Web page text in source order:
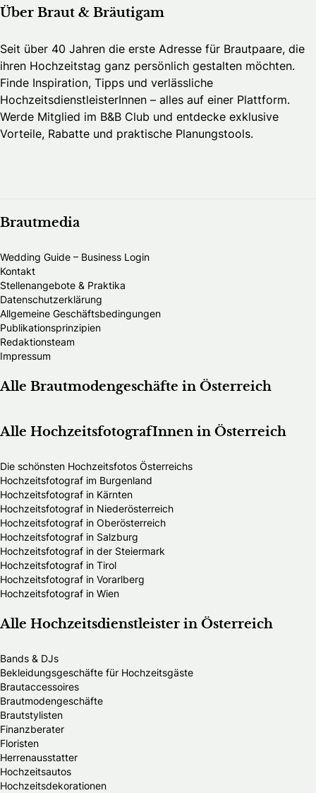
Über Braut & Bräutigam
Seit über 40 Jahren die erste Adresse für Brautpaare, die
ihren Hochzeitstag ganz persönlich gestalten möchten.
Finde Inspiration, Tipps und verlässliche
HochzeitsdienstleisterInnen – alles auf einer Plattform.
Werde Mitglied im B&B Club und entdecke exklusive
Vorteile, Rabatte und praktische Planungstools.
Brautmedia
Wedding Guide – Business Login
Kontakt
Stellenangebote & Praktika
Datenschutzerklärung
Allgemeine Geschäftsbedingungen
Publikationsprinzipien
Redaktionsteam
Impressum
Alle Brautmodengeschäfte in Österreich
Alle HochzeitsfotografInnen in Österreich
Die schönsten Hochzeitsfotos Österreichs
Hochzeitsfotograf im Burgenland
Hochzeitsfotograf in Kärnten
Hochzeitsfotograf in Niederösterreich
Hochzeitsfotograf in Oberösterreich
Hochzeitsfotograf in Salzburg
Hochzeitsfotograf in der Steiermark
Hochzeitsfotograf in Tirol
Hochzeitsfotograf in Vorarlberg
Hochzeitsfotograf in Wien
Alle Hochzeitsdienstleister in Österreich
Bands & DJs
Bekleidungsgeschäfte für Hochzeitsgäste
Brautaccessoires
Brautmodengeschäfte
Brautstylisten
Finanzberater
Floristen
Herrenausstatter
Hochzeitsautos
Hochzeitsdekorationen